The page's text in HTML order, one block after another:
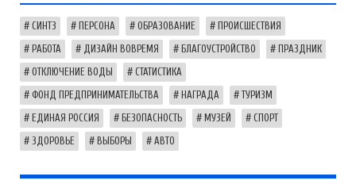
СИНТЗ ПЕРСОНА ОБРАЗОВАНИЕ ПРОИСШЕСТВИЯ
РАБОТА ДИЗАЙН ВОВРЕМЯ БЛАГОУСТРОЙСТВО ПРАЗДНИК
ОТКЛЮЧЕНИЕ ВОДЫ СТАТИСТИКА
ФОНД ПРЕДПРИНИМАТЕЛЬСТВА НАГРАДА ТУРИЗМ
ЕДИНАЯ РОССИЯ БЕЗОПАСНОСТЬ МУЗЕЙ СПОРТ
ЗДОРОВЬЕ ВЫБОРЫ АВТО